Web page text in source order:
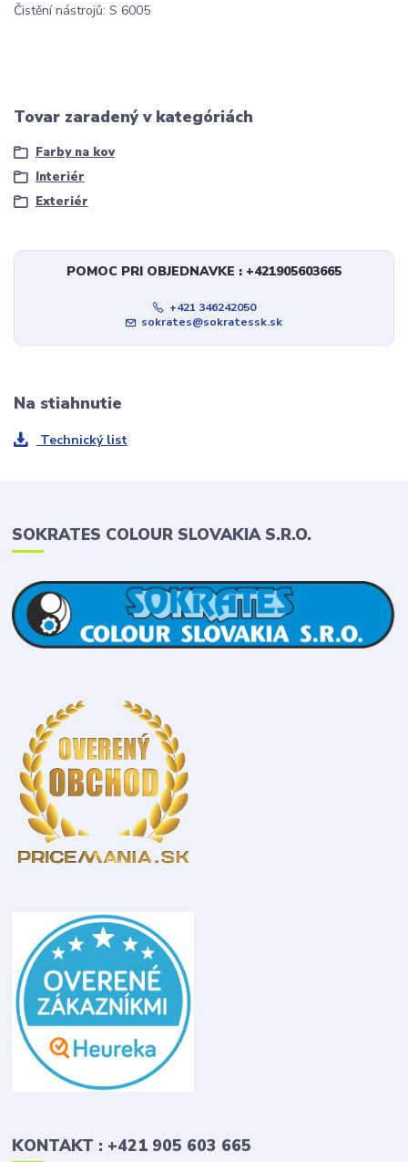
Čistění nástrojů: S 6005
Tovar zaradený v kategóriách
Farby na kov
Interiér
Exteriér
POMOC PRI OBJEDNAVKE : +421905603665
+421 346242050
sokrates@sokratessk.sk
Na stiahnutie
Technický list
SOKRATES COLOUR SLOVAKIA S.R.O.
KONTAKT : +421 905 603 665